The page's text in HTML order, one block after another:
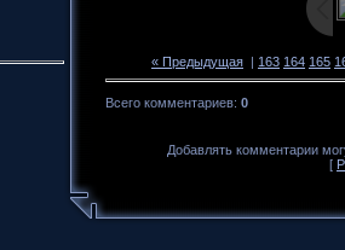
« Предыдущая | 163 164 165
Всего комментариев: 0
Добавлять комментарии
[